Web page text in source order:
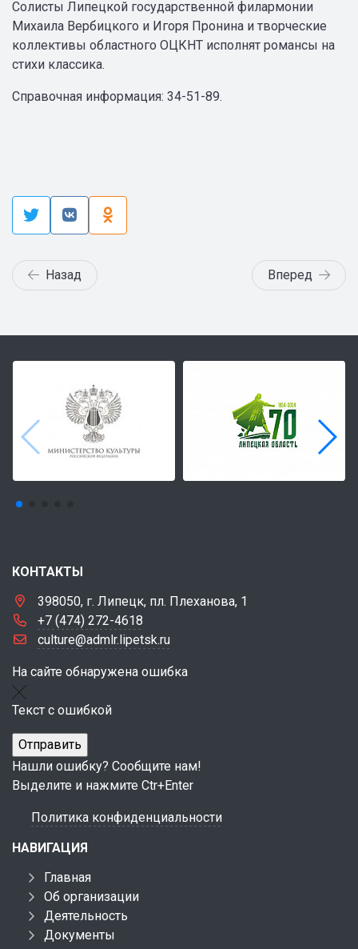
Солисты Липецкой государственной филармонии
Михаила Вербицкого и Игоря Пронина и творческие
коллективы областного ОЦКНТ исполнят романсы на
стихи классика.
Справочная информация: 34-51-89.
Назад Вперед
КОНТАКТЫ
398050, г. Липецк, пл. Плеханова, 1
+7 (474) 272-4618
culture@admlr.lipetsk.ru
На сайте обнаружена ошибка
Текст с ошибкой
Нашли ошибку? Сообщите нам!
Выделите и нажмите Ctr+Enter
Политика конфиденциальности
НАВИГАЦИЯ
Главная
Об организации
Деятельность
Документы